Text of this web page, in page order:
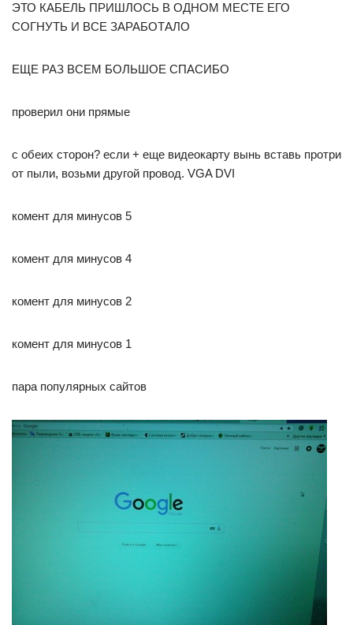
ЭТО КАБЕЛЬ ПРИШЛОСЬ В ОДНОМ МЕСТЕ ЕГО
СОГНУТЬ И ВСЕ ЗАРАБОТАЛО
ЕЩЕ РАЗ ВСЕМ БОЛЬШОЕ СПАСИБО
проверил они прямые
с обеих сторон? если + еще видеокарту вынь вставь протри
от пыли, возьми другой провод. VGA DVI
комент для минусов 5
комент для минусов 4
комент для минусов 2
комент для минусов 1
пара популярных сайтов